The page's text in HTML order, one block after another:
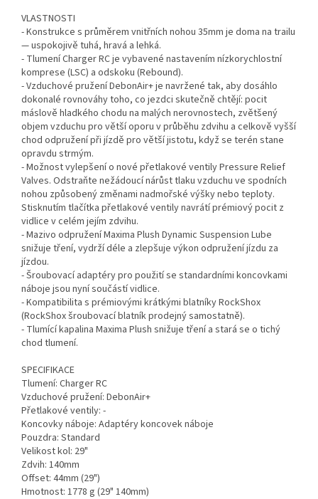
VLASTNOSTI
- Konstrukce s průměrem vnitřních nohou 35mm je doma na trailu
— uspokojivě tuhá, hravá a lehká.
- Tlumení Charger RC je vybavené nastavením nízkorychlostní
komprese (LSC) a odskoku (Rebound).
- Vzduchové pružení DebonAir+ je navržené tak, aby dosáhlo
dokonalé rovnováhy toho, co jezdci skutečně chtějí: pocit
máslově hladkého chodu na malých nerovnostech, zvětšený
objem vzduchu pro větší oporu v průběhu zdvihu a celkově vyšší
chod odpružení při jízdě pro větší jistotu, když se terén stane
opravdu strmým.
- Možnost vylepšení o nové přetlakové ventily Pressure Relief
Valves. Odstraňte nežádoucí nárůst tlaku vzduchu ve spodních
nohou způsobený změnami nadmořské výšky nebo teploty.
Stisknutím tlačítka přetlakové ventily navrátí prémiový pocit z
vidlice v celém jejím zdvihu.
- Mazivo odpružení Maxima Plush Dynamic Suspension Lube
snižuje tření, vydrží déle a zlepšuje výkon odpružení jízdu za
jízdou.
- Šroubovací adaptéry pro použití se standardními koncovkami
náboje jsou nyní součástí vidlice.
- Kompatibilita s prémiovými krátkými blatníky RockShox
(RockShox šroubovací blatník prodejný samostatně).
- Tlumící kapalina Maxima Plush snižuje tření a stará se o tichý
chod tlumení.
SPECIFIKACE
Tlumení: Charger RC
Vzduchové pružení: DebonAir+
Přetlakové ventily: -
Koncovky náboje: Adaptéry koncovek náboje
Pouzdra: Standard
Velikost kol: 29"
Zdvih: 140mm
Offset: 44mm (29")
Hmotnost: 1778 g (29" 140mm)